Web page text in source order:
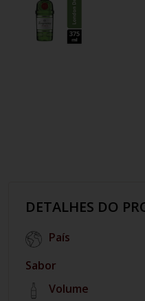
DETALHES DO
País
Sabor
Volume